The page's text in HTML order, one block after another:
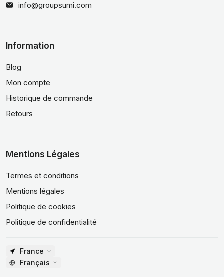
info@groupsumi.com
Information
Blog
Mon compte
Historique de commande
Retours
Mentions Légales
Termes et conditions
Mentions légales
Politique de cookies
Politique de confidentialité
France
Français